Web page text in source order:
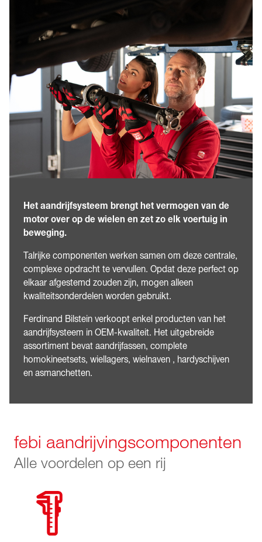
Het aandrijfsysteem brengt het vermogen van de
motor over op de wielen en zet zo elk voertuig in
beweging.
Talrijke componenten werken samen om deze centrale,
complexe opdracht te vervullen. Opdat deze perfect op
elkaar afgestemd zouden zijn, mogen alleen
kwaliteitsonderdelen worden gebruikt.
Ferdinand Bilstein verkoopt enkel producten van het
aandrijfsysteem in OEM-kwaliteit. Het uitgebreide
assortiment bevat aandrijfassen, complete
homokineetsets, wiellagers, wielnaven , hardyschijven
en asmanchetten.
febi aandrijvingscomponenten
Alle voordelen op een rij